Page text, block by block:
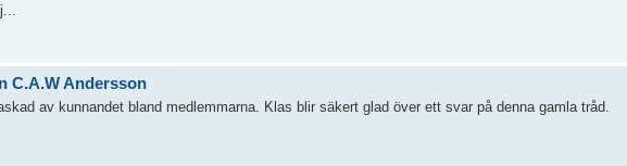
C.A.W Andersson
av kunnandet bland medlemmarna. Klas blir säkert glad över ett svar på denna gamla tråd.